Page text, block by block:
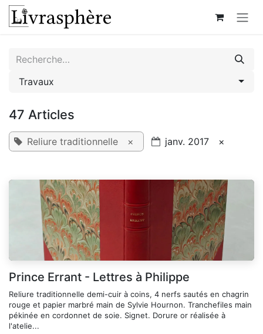
Se rendre au contenu
Travaux
47 Articles
Reliure traditionnelle × janv. 2017 ×
Prince Errant - Lettres à Philippe
Reliure traditionnelle demi-cuir à coins, 4 nerfs sautés en chagrin
rouge et papier marbré main de Sylvie Hournon. Tranchefiles main
pékinée en cordonnet de soie. Signet. Dorure or réalisée à
l'atelie...